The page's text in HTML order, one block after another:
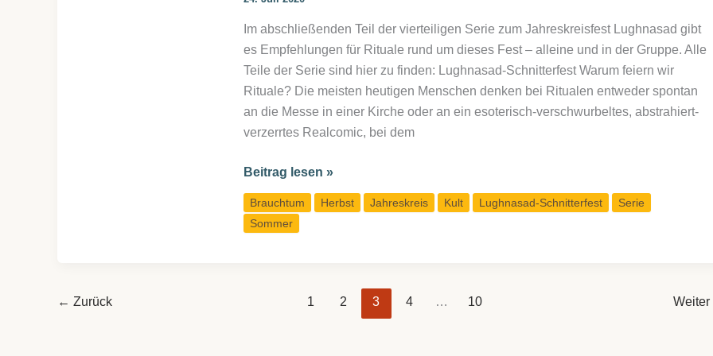
Im abschließenden Teil der vierteiligen Serie zum Jahreskreisfest Lughnasad gibt
es Empfehlungen für Rituale rund um dieses Fest – alleine und in der Gruppe. Alle
Teile der Serie sind hier zu finden: Lughnasad-Schnitterfest Warum feiern wir
Rituale? Die meisten heutigen Menschen denken bei Ritualen entweder spontan
an die Messe in einer Kirche oder an ein esoterisch-verschwurbeltes, abstrahiert-
verzerrtes Realcomic, bei dem
Lughnasad,
das
Schnitterfest:
Rituale
Beitrag lesen »
Brauchtum Herbst Jahreskreis Kult Lughnasad-Schnitterfest
Serie
Sommer
← Zurück 1 2 3 4 … 10 Weiter